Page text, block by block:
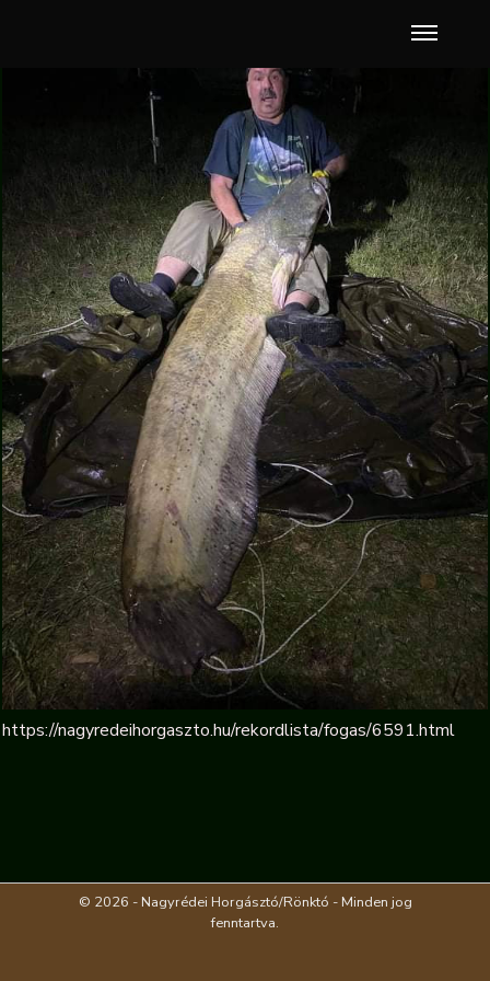
https://nagyredeihorgaszto.hu/rekordlista/fogas/6591.html
© 2026 - Nagyrédei Horgásztó/Rönktó - Minden jog
fenntartva.